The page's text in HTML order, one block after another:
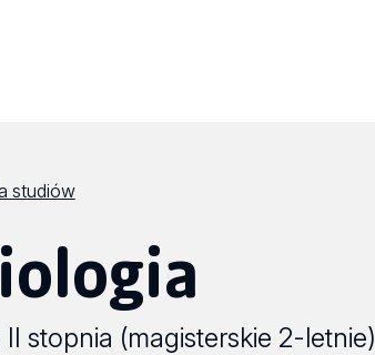
studiów
stopnia (magisterskie 2-letnie)